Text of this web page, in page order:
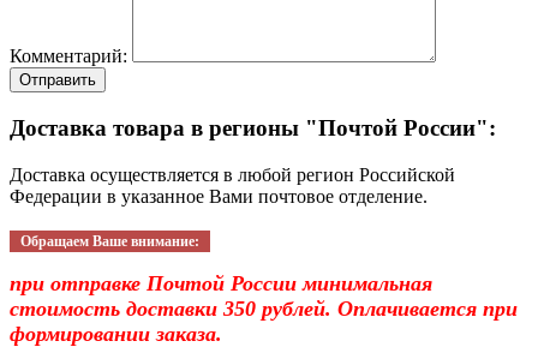
Комментарий:
Отправить
Доставка товара в регионы "Почтой России":
Доставка осуществляется в любой регион Российской
Федерации в указанное Вами почтовое отделение.
Обращаем Ваше внимание:
при отправке Почтой России минимальная
стоимость доставки 350 рублей. Оплачивается при
формировании заказа.